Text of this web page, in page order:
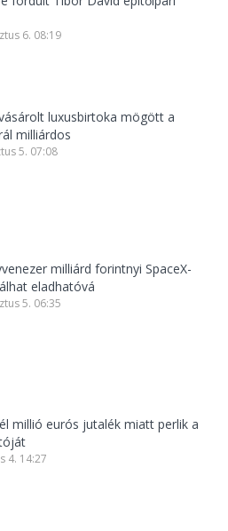
6. 08:19
luxusbirtoka mögött a
milliárdos
5. 07:08
milliárd forintnyi SpaceX-
eladhatóvá
5. 06:35
millió eurós jutalék miatt perlik a
4. 14:27